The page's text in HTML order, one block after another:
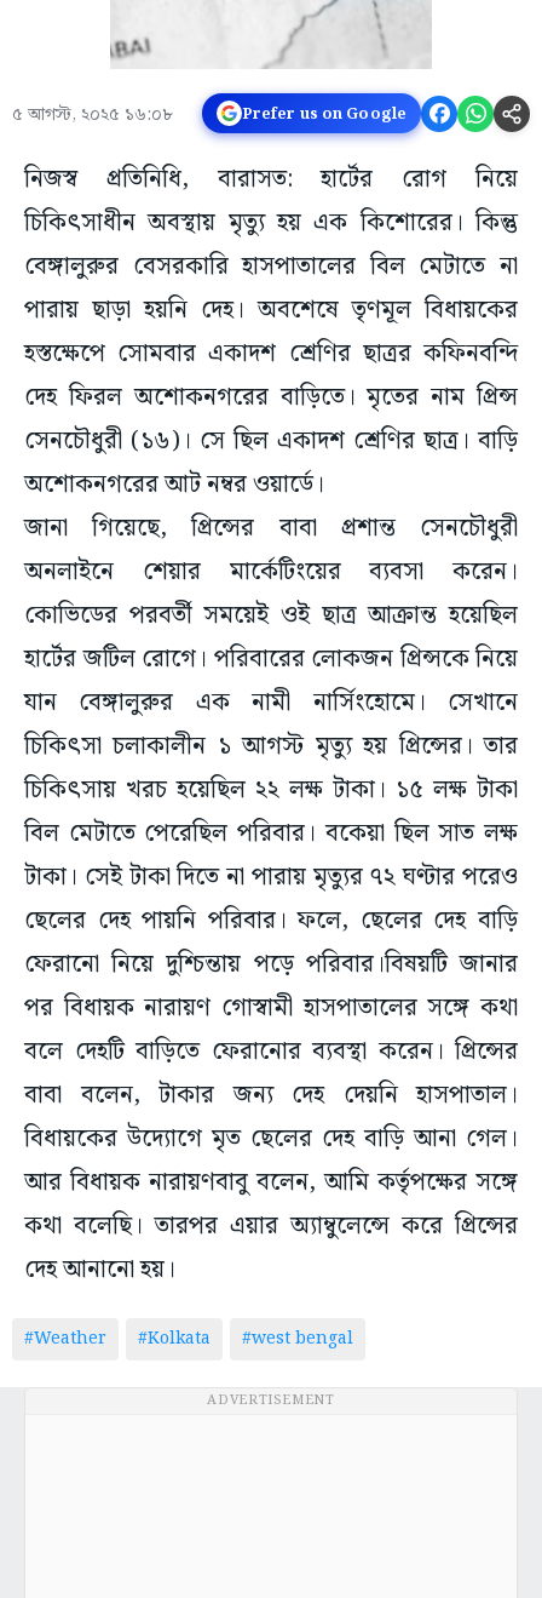
৫ আগস্ট, ২০২৫ ১৬:০৮ Prefer us on Google
নিজস্ব প্রতিনিধি, বারাসত: হার্টের রোগ নিয়ে
চিকিৎসাধীন অবস্থায় মৃত্যু হয় এক কিশোরের। কিন্তু
বেঙ্গালুরুর বেসরকারি হাসপাতালের বিল মেটাতে না
পারায় ছাড়া হয়নি দেহ। অবশেষে তৃণমূল বিধায়কের
হস্তক্ষেপে সোমবার একাদশ শ্রেণির ছাত্রর কফিনবন্দি
দেহ ফিরল অশোকনগরের বাড়িতে। মৃতের নাম প্রিন্স
সেনচৌধুরী (১৬)। সে ছিল একাদশ শ্রেণির ছাত্র। বাড়ি
অশোকনগরের আট নম্বর ওয়ার্ডে।
জানা গিয়েছে, প্রিন্সের বাবা প্রশান্ত সেনচৌধুরী
অনলাইনে শেয়ার মার্কেটিংয়ের ব্যবসা করেন।
কোভিডের পরবর্তী সময়েই ওই ছাত্র আক্রান্ত হয়েছিল
হার্টের জটিল রোগে। পরিবারের লোকজন প্রিন্সকে নিয়ে
যান বেঙ্গালুরুর এক নামী নার্সিংহোমে। সেখানে
চিকিৎসা চলাকালীন ১ আগস্ট মৃত্যু হয় প্রিন্সের। তার
চিকিৎসায় খরচ হয়েছিল ২২ লক্ষ টাকা। ১৫ লক্ষ টাকা
বিল মেটাতে পেরেছিল পরিবার। বকেয়া ছিল সাত লক্ষ
টাকা। সেই টাকা দিতে না পারায় মৃত্যুর ৭২ ঘণ্টার পরেও
ছেলের দেহ পায়নি পরিবার। ফলে, ছেলের দেহ বাড়ি
ফেরানো নিয়ে দুশ্চিন্তায় পড়ে পরিবার।বিষয়টি জানার
পর বিধায়ক নারায়ণ গোস্বামী হাসপাতালের সঙ্গে কথা
বলে দেহটি বাড়িতে ফেরানোর ব্যবস্থা করেন। প্রিন্সের
বাবা বলেন, টাকার জন্য দেহ দেয়নি হাসপাতাল।
বিধায়কের উদ্যোগে মৃত ছেলের দেহ বাড়ি আনা গেল।
আর বিধায়ক নারায়ণবাবু বলেন, আমি কর্তৃপক্ষের সঙ্গে
কথা বলেছি। তারপর এয়ার অ্যাম্বুলেন্সে করে প্রিন্সের
দেহ আনানো হয়।
#Weather #Kolkata #west bengal
ADVERTISEMENT